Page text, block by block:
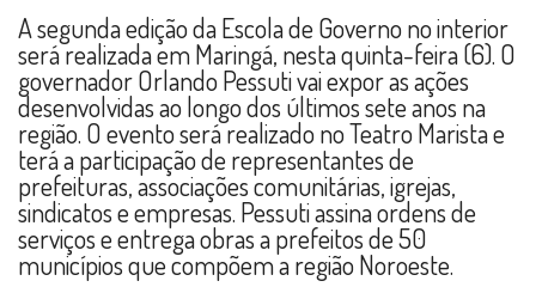
A segunda edição da Escola de Governo no interior
será realizada em Maringá, nesta quinta-feira (6). O
governador Orlando Pessuti vai expor as ações
desenvolvidas ao longo dos últimos sete anos na
região. O evento será realizado no Teatro Marista e
terá a participação de representantes de
prefeituras, associações comunitárias, igrejas,
sindicatos e empresas. Pessuti assina ordens de
serviços e entrega obras a prefeitos de 50
municípios que compõem a região Noroeste.